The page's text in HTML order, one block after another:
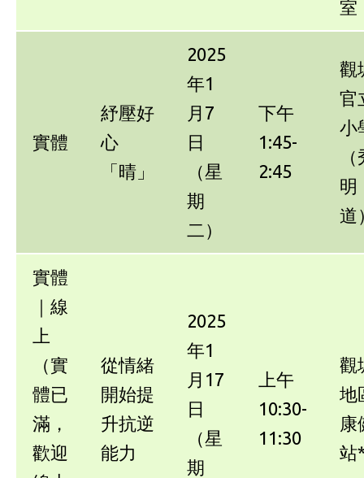
室
實體
紓壓好
心
「晴」
2025
年1
月7
日
（星
期
二）
下午
1:45-
2:45
觀
官
小
明
道
實體
｜線
上
（實
體已
滿，
歡迎
從情緒
開始提
升抗逆
能力
2025
年1
月17
日
（星
期
上午
10:30-
11:30
觀
地
康
站